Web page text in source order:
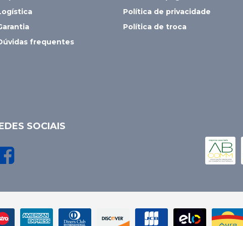
frequentes
Política de privacidade
Política de troca
SOCIAIS